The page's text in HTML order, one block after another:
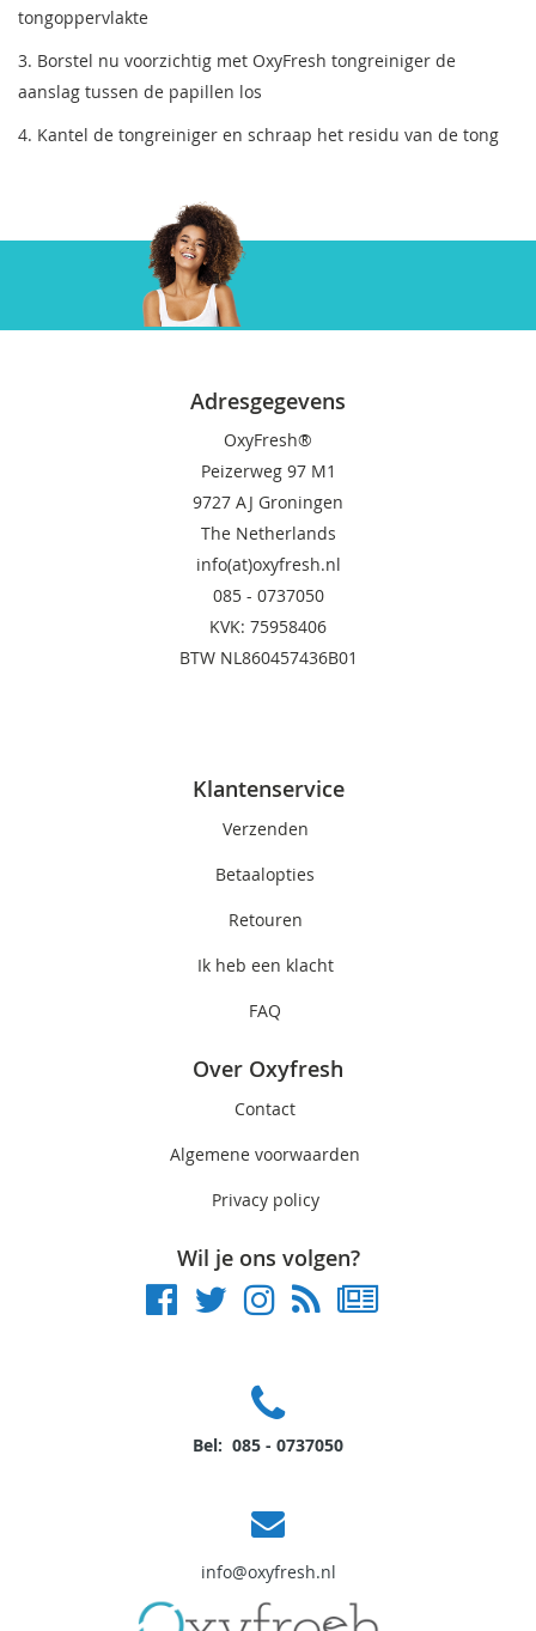
tongoppervlakte
3. Borstel nu voorzichtig met OxyFresh tongreiniger de
aanslag tussen de papillen los
4. Kantel de tongreiniger en schraap het residu van de tong
Adresgegevens
OxyFresh®
Peizerweg 97 M1
9727 AJ Groningen
The Netherlands
info(at)oxyfresh.nl
085 - 0737050
KVK: 75958406
BTW NL860457436B01
Klantenservice
Verzenden
Betaalopties
Retouren
Ik heb een klacht
FAQ
Over Oxyfresh
Contact
Algemene voorwaarden
Privacy policy
Wil je ons volgen?
Bel: 085 - 0737050
info@oxyfresh.nl